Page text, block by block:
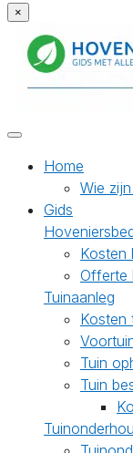
×
Home
Wie
Gids
Kosten
Offerte
Tuinaanleg
Kosten
Tuin
Tuin